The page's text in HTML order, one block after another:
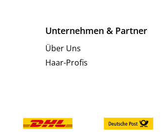
Unternehmen & Partner
Über Uns
Haar-Profis